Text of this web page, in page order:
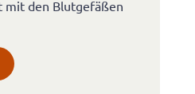
mit den Blutgefäßen